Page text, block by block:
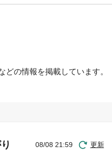
の情報を掲載しています。